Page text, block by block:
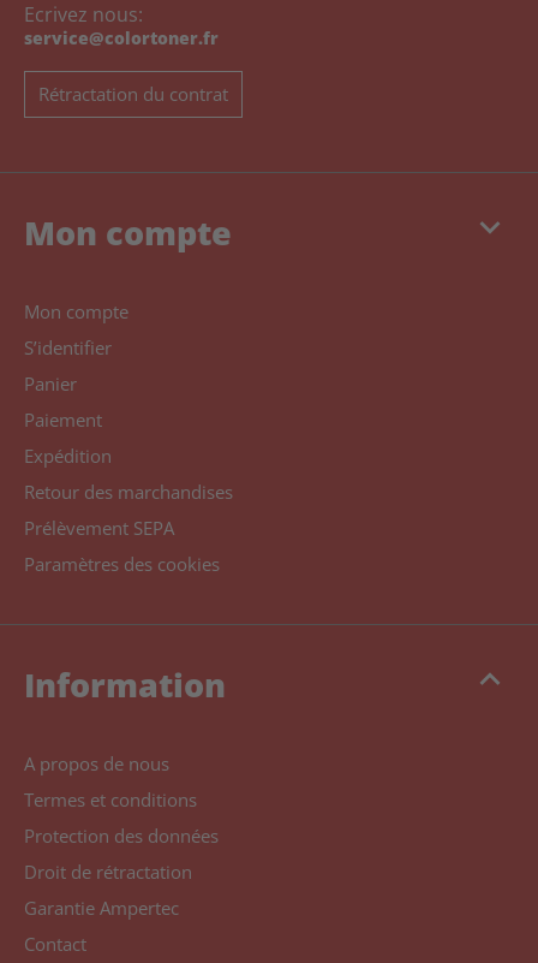
Ecrivez nous:
service@colortoner.fr
Rétractation du contrat
keyboard_arrow_down
Mon compte
Mon compte
S’identifier
Panier
Paiement
Expédition
Retour des marchandises
Prélèvement SEPA
Paramètres des cookies
keyboard_arrow_up
Information
A propos de nous
Termes et conditions
Protection des données
Droit de rétractation
Garantie Ampertec
Contact